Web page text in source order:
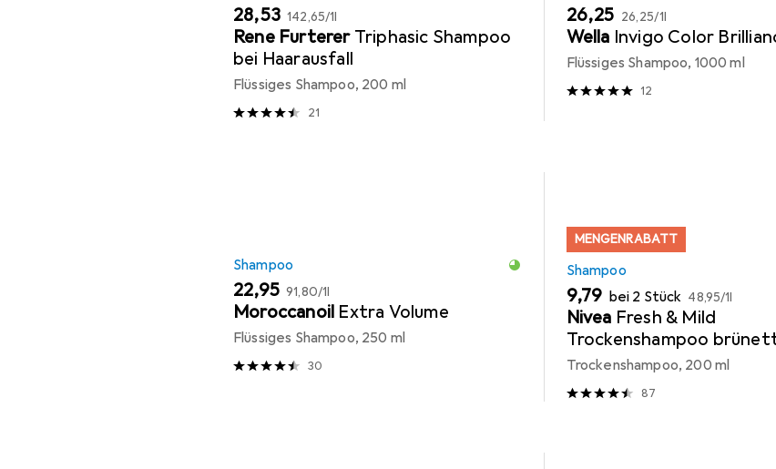
EUR
28,53 EUR
142,65/1l
Rene Furterer Triphasic Shampoo
bei Haarausfall
Flüssiges Shampoo, 200 ml
21
EUR
26,25 EUR
26,25/1l
Wella Invigo Color
Flüssiges Shampoo, 1000 ml
12
Shampoo
EUR
22,95 EUR
91,80/1l
Moroccanoil Extra Volume
Flüssiges Shampoo, 250 ml
30
MENGENRABATT
Shampoo
EUR
9,79 bei 2 Stück EUR
48,95/1l
Nivea Fresh & Mild
Trockenshampoo
mittlere Haartöne
Trockenshampoo, 200 ml
87